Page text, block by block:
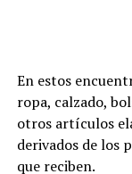
En estos
ropa, calzado,
otros artículos
derivados de los
que reciben.